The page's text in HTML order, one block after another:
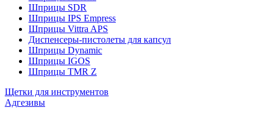
Шприцы SDR
Шприцы IPS Empress
Шприцы Vittra APS
Диспенсеры-пистолеты для капсул
Шприцы Dynamic
Шприцы IGOS
Шприцы TMR Z
Щетки для инструментов
Адгезивы